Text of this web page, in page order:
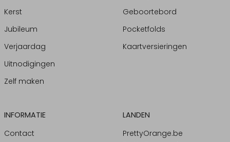
Kerst
Jubileum
Verjaardag
Uitnodigingen
Zelf maken
Geboortebord
Pocketfolds
Kaartversieringen
INFORMATIE
Contact
LANDEN
PrettyOrange.be